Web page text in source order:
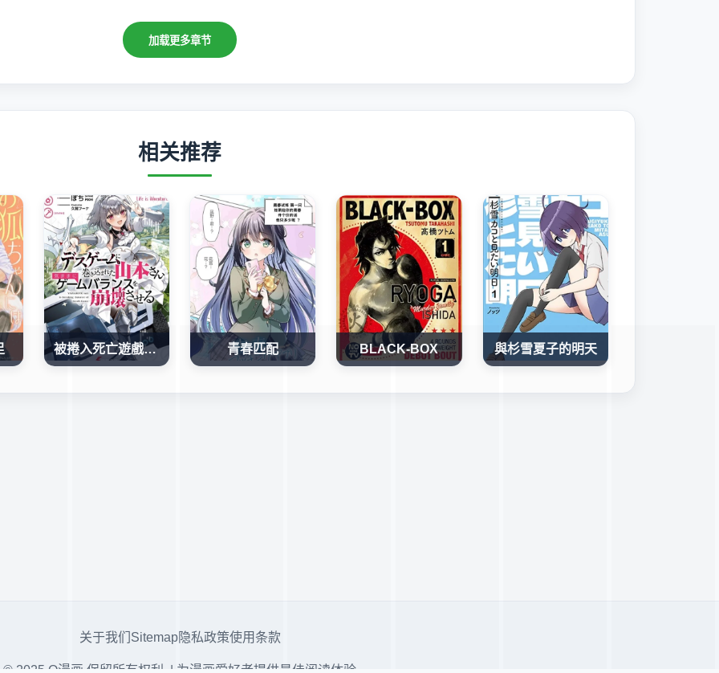
加载更多章节
相关推荐
被捲入死亡遊戲的山本小姐，正隨心所欲地摧毀遊戲平衡 青春匹配 BLACK-BOX 與杉雪夏子的明天
关于我们 Sitemap隐私政策使用条款
© 2025 Q漫画 保留所有权利. | 为漫画爱好者提供最佳阅读体验